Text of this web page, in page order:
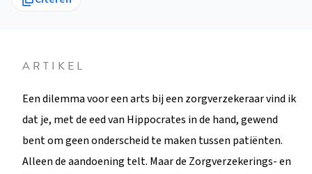
ARTIKEL
Een dilemma voor een arts bij een zorgverzekeraar vind ik
dat je, met de eed van Hippocrates in de hand, gewend
bent om geen onderscheid te maken tussen patiënten.
Alleen de aandoening telt. Maar de Zorgverzekerings- en